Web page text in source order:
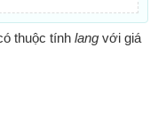
thuộc tính lang với giá